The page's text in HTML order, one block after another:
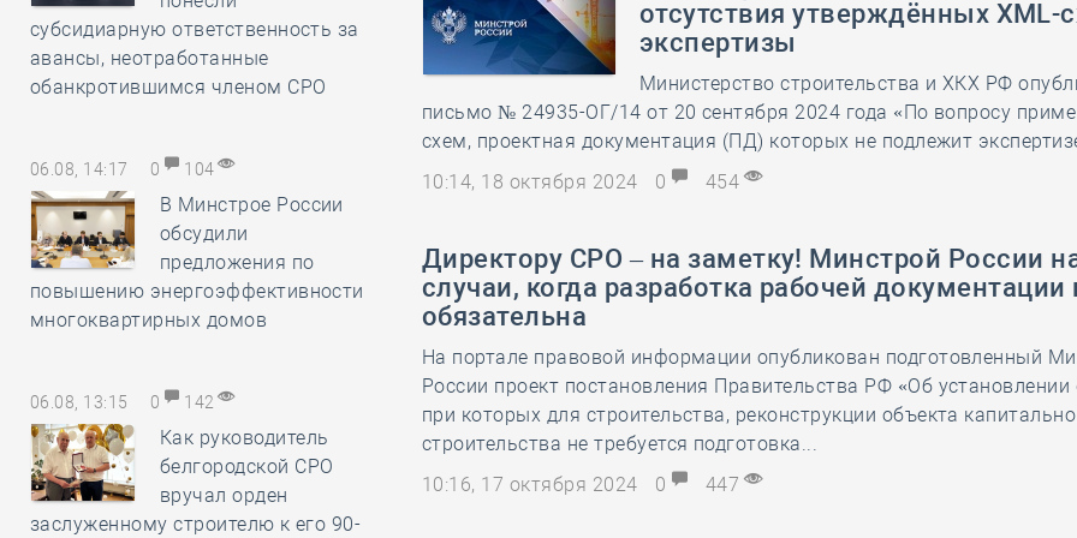
28 мая-
субсидиарную ответственность за
авансы, неотработанные
обанкротившимся членом СРО
06.08, 14:17 0 104
В Минстрое России
обсудили
предложения по
повышению энергоэффективности
многоквартирных домов
06.08, 13:15 0 142
Как руководитель
белгородской СРО
вручал орден
заслуженному строителю к его 90-
отсутствия утверждённых XML-
экспертизы
Министерство строительства и ХКХ РФ
письмо № 24935-ОГ/14 от 20 сентября 2024 года «По вопросу
схем, проектная документация (ПД) которых не подлежит
10:14, 18 октября 2024
0 454
Директору СРО – на заметку! Минстрой России
случаи, когда разработка рабочей документации
обязательна
На портале правовой информации опубликован подготовленный
России проект постановления Правительства РФ «Об установлении
при которых для строительства, реконструкции объекта
строительства не требуется подготовка...
10:16, 17 октября 2024
0 447